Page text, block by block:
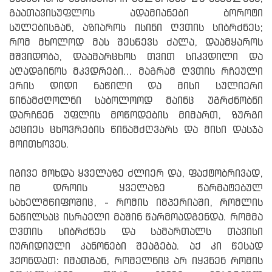
გაათავისუფლოს ადამიანები ბოროტი
სულებისგან, აზიაროს ისინი ღვთის სიბრძნეს;
რომ მხოლოდ მას შესწევს ძალა, დაამყაროს
მშვიდობა, დაამარცხოს თვით სიკვდილი და
აღადგინოს მკვდრები... მაგრამ ღვთის რჩეული
ერის დიდი ნაწილი და მისი სულიერი
წინამძღოლნი საბოლოოდ მაინც უგრძნობნი
დარჩნენ უფლის მოწოდების მიმართ, ზურგი
აქციეს ცხოვრების წინამძღვარს და მისი დასჯა
მოითხოვეს.
იგივე მოხდა ყველაზე ძლიერ და, ფაქტობრივად,
იმ დროის ყველაზე წარმატებულ
სახელმწიფოშიც, - რომის იმპერიაში, რომლის
ნაწილსაც ისრაელი მაშინ წარმოადგენდა. რომმა
ღვთის სიბრძნეს და სამართალს თავისი
იურიდიული კანონები შეაგება. აქ კი წესად
ჰქონდათ: იმათგან, რომელნიც არ იყვნენ რომის